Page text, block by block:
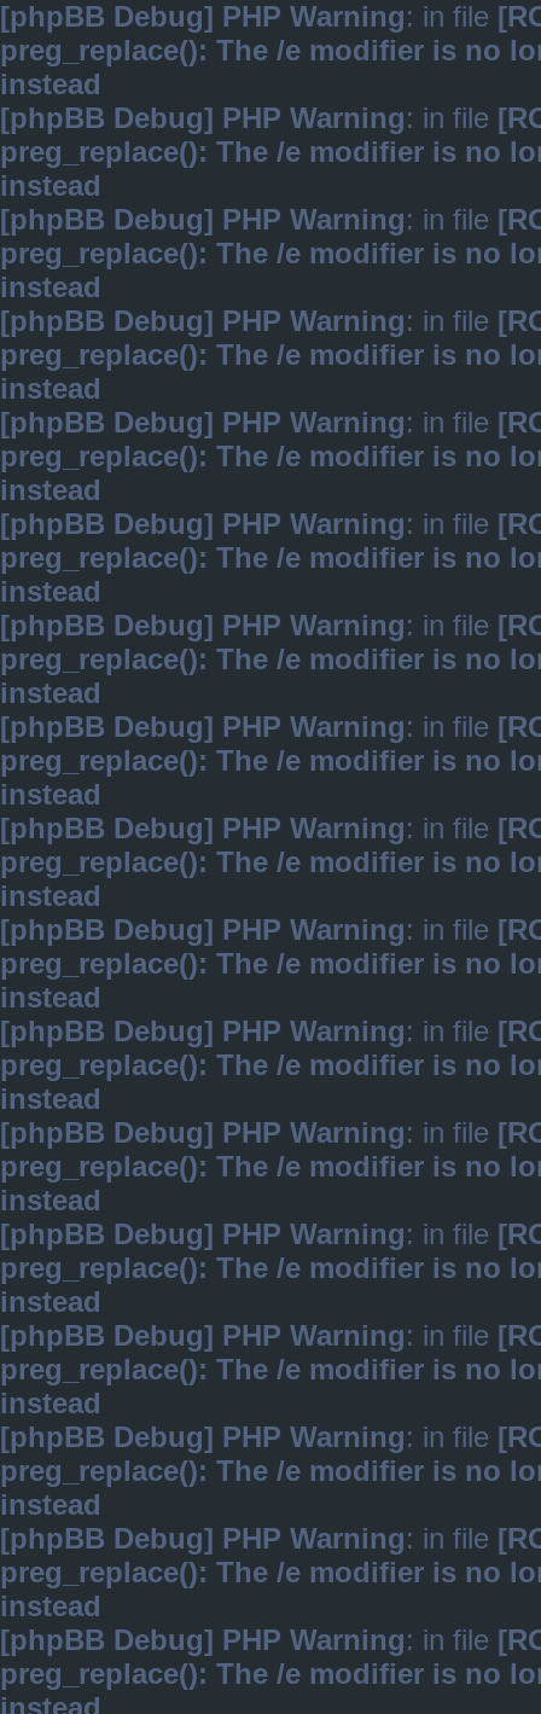
[phpBB Debug] PHP Warning: in file
preg_replace(): The /e modifier is no
instead
[phpBB Debug] PHP Warning: in file
preg_replace(): The /e modifier is no
instead
[phpBB Debug] PHP Warning: in file
preg_replace(): The /e modifier is no
instead
[phpBB Debug] PHP Warning: in file
preg_replace(): The /e modifier is no
instead
[phpBB Debug] PHP Warning: in file
preg_replace(): The /e modifier is no
instead
[phpBB Debug] PHP Warning: in file
preg_replace(): The /e modifier is no
instead
[phpBB Debug] PHP Warning: in file
preg_replace(): The /e modifier is no
instead
[phpBB Debug] PHP Warning: in file
preg_replace(): The /e modifier is no
instead
[phpBB Debug] PHP Warning: in file
preg_replace(): The /e modifier is no
instead
[phpBB Debug] PHP Warning: in file
preg_replace(): The /e modifier is no
instead
[phpBB Debug] PHP Warning: in file
preg_replace(): The /e modifier is no
instead
[phpBB Debug] PHP Warning: in file
preg_replace(): The /e modifier is no
instead
[phpBB Debug] PHP Warning: in file
preg_replace(): The /e modifier is no
instead
[phpBB Debug] PHP Warning: in file
preg_replace(): The /e modifier is no
instead
[phpBB Debug] PHP Warning: in file
preg_replace(): The /e modifier is no
instead
[phpBB Debug] PHP Warning: in file
preg_replace(): The /e modifier is no
instead
[phpBB Debug] PHP Warning: in file
preg_replace(): The /e modifier is no
instead